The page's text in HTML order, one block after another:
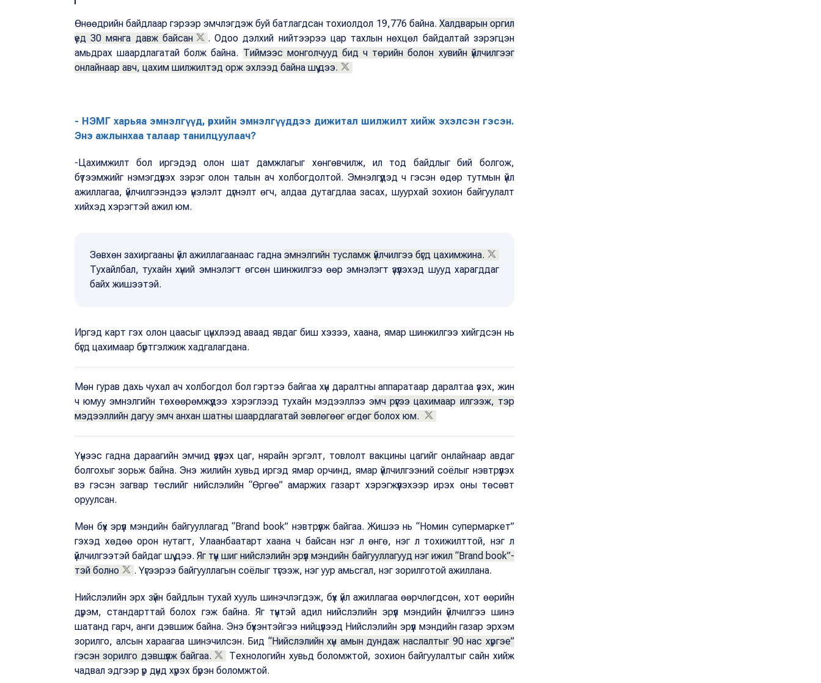
Өнөөдрийн байдлаар гэрээр эмчлэгдэж буй батлагдсан тохиолдол 19,776 байна. Халдварын оргил
үед 30 мянга давж байсан
. Одоо дэлхий нийтээрээ цар тахлын нөхцөл байдалтай зэрэгцэн
амьдрах шаардлагатай болж байна. Тиймээс монголчууд бид ч төрийн болон хувийн үйлчилгээг
онлайнаар авч, цахим шилжилтэд орж эхлээд байна шүү дээ.
- НЭМГ харьяа эмнэлгүүд, өрхийн эмнэлгүүддээ дижитал шилжилт хийж эхэлсэн гэсэн.
Энэ ажлынхаа талаар танилцуулаач?
-Цахимжилт бол иргэдэд олон шат дамжлагыг хөнгөвчилж, ил тод байдлыг бий болгож,
бүтээмжийг нэмэгдүүлэх зэрэг олон талын ач холбогдолтой. Эмнэлгүүдэд ч гэсэн өдөр тутмын үйл
ажиллагаа, үйлчилгээндээ үнэлэлт дүгнэлт өгч, алдаа дутагдлаа засах, шуурхай зохион байгуулалт
хийхэд хэрэгтэй ажил юм.
Зөвхөн захиргааны үйл ажиллагаанаас гаднаэмнэлгийн тусламж үйлчилгээ бүгд цахимжина.
Тухайлбал, тухайн хүний эмнэлэгт өгсөн шинжилгээ өөр эмнэлэгт үзүүлэхэд шууд харагддаг
байх жишээтэй.
Иргэд карт гэх олон цаасыг цүнхлээд аваад явдаг биш хэзээ, хаана, ямар шинжилгээ хийгдсэн нь
бүгд цахимаар бүртгэлжиж хадгалагдана.
Мөн гурав дахь чухал ач холбогдол бол гэртээ байгаа хүн даралтны аппаратаар даралтаа үзэх, жин
ч юмуу эмнэлгийн төхөөрөмжүүдээ хэрэглээд тухайн мэдээллээ эмч рүүгээ цахимаар илгээж, тэр
мэдээллийн дагуу эмч анхан шатны шаардлагатай зөвлөгөөг өгдөг болох юм.
Үүнээс гадна дараагийн эмчид үзүүлэх цаг, нярайн эргэлт, товлолт вакцины цагийг онлайнаар авдаг
болгохыг зорьж байна. Энэ жилийн хувьд иргэд ямар орчинд, ямар үйлчилгээний соёлыг нэвтрүүлэх
вэ гэсэн загвар төслийг нийслэлийн “Өргөө” амаржих газарт хэрэгжүүлэхээр ирэх оны төсөвт
оруулсан.
Мөн бүх эрүүл мэндийн байгууллагад “Brand book” нэвтрүүлж байгаа. Жишээ нь “Номин супермаркет”
гэхэд хөдөө орон нутагт, Улаанбаатарт хаана ч байсан нэг л өнгө, нэг л тохижилттой, нэг л
үйлчилгээтэй байдаг шүү дээ.Яг түүн шиг нийслэлийн эрүүл мэндийн байгууллагууд нэг ижил “Brand book”-
тэй болно
. Үүгээрээ байгууллагын соёлыг түгээж, нэг уур амьсгал, нэг зорилготой ажиллана.
Нийслэлийн эрх зүйн байдлын тухай хууль шинэчлэгдэж, бүх үйл ажиллагаа өөрчлөгдсөн, хот өөрийн
дүрэм, стандарттай болох гэж байна. Яг түүнтэй адил нийслэлийн эрүүл мэндийн үйлчилгээ шинэ
шатанд гарч, анги дэвшиж байна. Энэ бүхэнтэйгээ нийцүүлээд Нийслэлийн эрүүл мэндийн газар эрхэм
зорилго, алсын хараагаа шинэчилсэн. Бид “Нийслэлийн хүн амын дундаж наслалтыг 90 нас хүргэе”
гэсэн зорилго дэвшүүлж байгаа.
Технологийн хувьд боломжтой, зохион байгуулалтыг сайн хийж
чадвал эдгээр үр дүнд хүрэх бүрэн боломжтой.